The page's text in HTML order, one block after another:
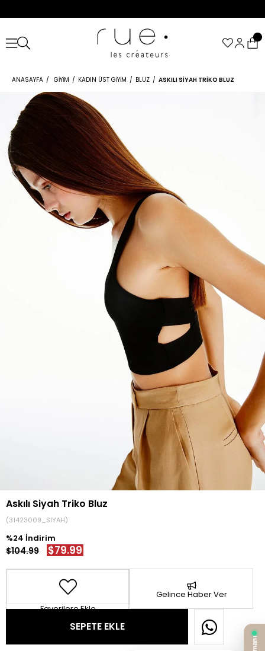
ANASAYFA GIYIM KADIN ÜST GIYIM BLUZ ASKILI SIYAH TRIKO BLUZ
Askılı Siyah Triko Bluz
(31423009_SIYAH)
24
$104.99 $79.99
Favorilere Ekle
Gelince Haber Ver